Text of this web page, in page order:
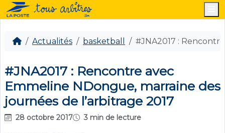
Actualités basketball #JNA2017 :
#JNA2017 : Rencontre avec
Emmeline NDongue, marraine des
journées de l’arbitrage 2017
28 octobre 2017 3 min de lecture